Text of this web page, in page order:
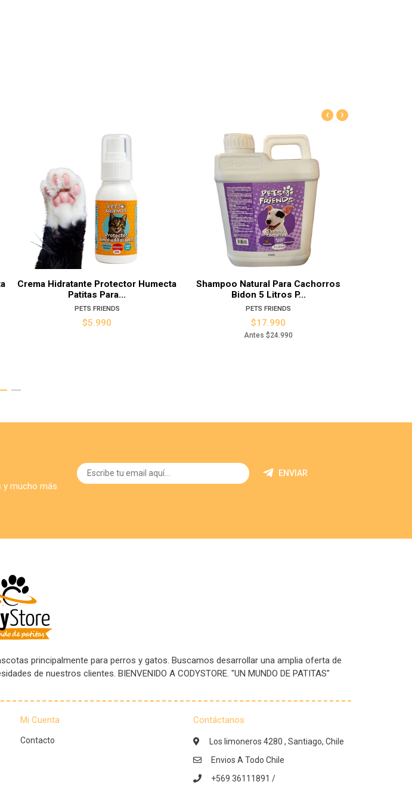
Crema Hidratante Protector Humecta
Patitas Para...
PETS FRIENDS
$5.990
Ver detalles
Shampoo Natural Para Cachorros
Bidon 5 Litros P...
PETS FRIENDS
$17.990
Antes$24.990
Ver detalles
‹ ›
y mucho más
ENVIAR
principalmente para perros y gatos. Buscamos desarrollar una amplia oferta de
de nuestros clientes. BIENVENIDO A CODYSTORE. "UN MUNDO DE PATITAS"
Mi Cuenta
Contacto
Contáctanos
Los limoneros 4280 , Santiago, Chile
Envios A Todo Chile
+569 36111891 /